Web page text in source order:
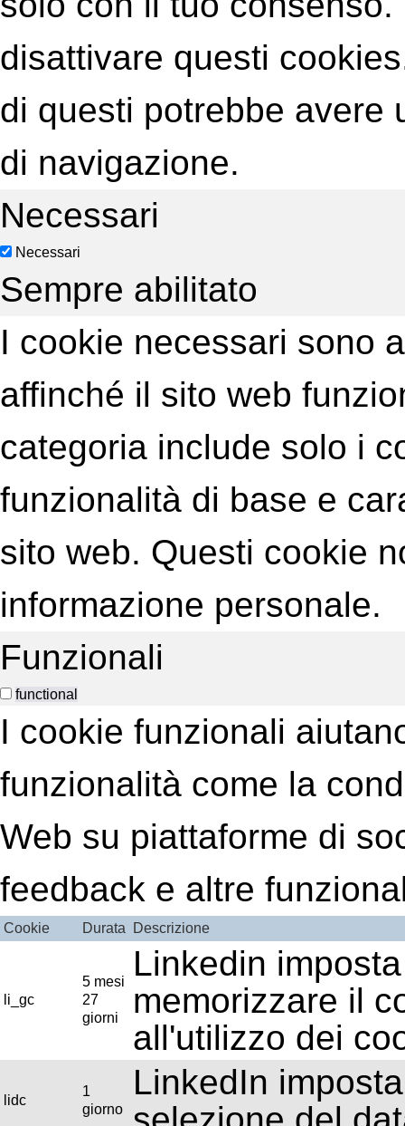
disattivare questi
di questi potrebbe avere
di navigazione.
Necessari
Necessari
Sempre abilitato
I cookie necessari sono
affinché il sito web
categoria include solo i
funzionalità di base e
sito web. Questi cookie
informazione personale.
Funzionali
functional
I cookie funzionali
funzionalità come la
Web su piattaforme di
feedback e altre
Cookie Durata Descrizione
li_gc
5 mesi
27
giorni
Linkedin
memorizzare il
all'utilizzo dei
lidc
1
giorno
LinkedIn